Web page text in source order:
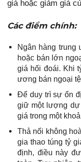
giá hoặc giảm giá
Các điểm chính:
Ngân hàng
hoặc bán lớn
giá hối đoái. Khi
ương bán ngoại
Để duy trì sự ổn
giữ một lượng dự
giá trong một
Thả nổi không
gia thao túng tỷ
định, điều này